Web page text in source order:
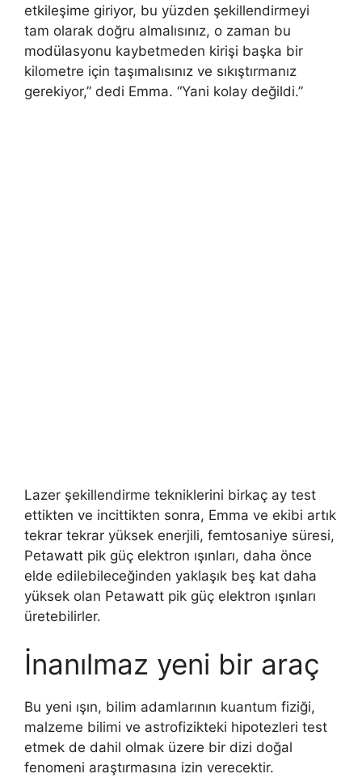
etkileşime giriyor, bu yüzden şekillendirmeyi
tam olarak doğru almalısınız, o zaman bu
modülasyonu kaybetmeden kirişi başka bir
kilometre için taşımalısınız ve sıkıştırmanız
gerekiyor,” dedi Emma. “Yani kolay değildi.”
Lazer şekillendirme tekniklerini birkaç ay test
ettikten ve incittikten sonra, Emma ve ekibi artık
tekrar tekrar yüksek enerjili, femtosaniye süresi,
Petawatt pik güç elektron ışınları, daha önce
elde edilebileceğinden yaklaşık beş kat daha
yüksek olan Petawatt pik güç elektron ışınları
üretebilirler.
İnanılmaz yeni bir araç
Bu yeni ışın, bilim adamlarının kuantum fiziği,
malzeme bilimi ve astrofizikteki hipotezleri test
etmek de dahil olmak üzere bir dizi doğal
fenomeni araştırmasına izin verecektir.